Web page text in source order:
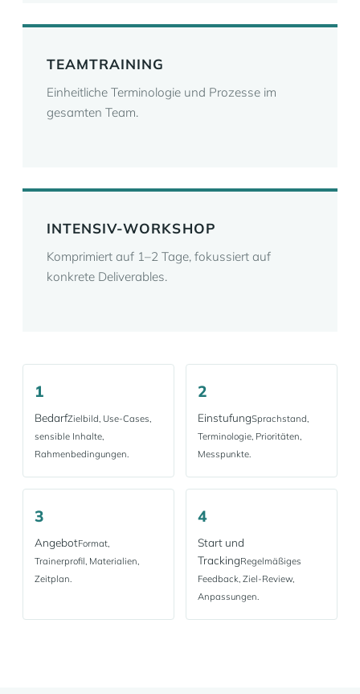
TEAMTRAINING
Einheitliche Terminologie und Prozesse im
gesamten Team.
INTENSIV-WORKSHOP
Komprimiert auf 1–2 Tage, fokussiert auf
konkrete Deliverables.
1
BedarfZielbild, Use-Cases,
sensible Inhalte,
Rahmenbedingungen.
2
EinstufungSprachstand,
Terminologie, Prioritäten,
Messpunkte.
3
AngebotFormat,
Trainerprofil, Materialien,
Zeitplan.
4
Start und
TrackingRegelmäßiges
Feedback, Ziel-Review,
Anpassungen.